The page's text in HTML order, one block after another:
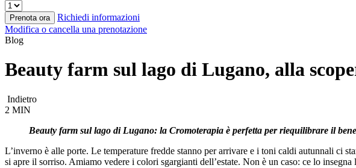
Prenota ora
Richiedi informazioni
Modifica o cancella una prenotazione
Blog
Beauty farm sul lago di Lugano, alla
Indietro
2 MIN
Beauty farm sul lago di Lugano: la Cromoterapia è perfetta per riequilibrare il
L’inverno è alle porte. Le temperature fredde stanno per arrivare e i toni caldi autunnali ci
si apre il sorriso. Amiamo vedere i colori sgargianti dell’estate. Non è un caso: ce lo insegna